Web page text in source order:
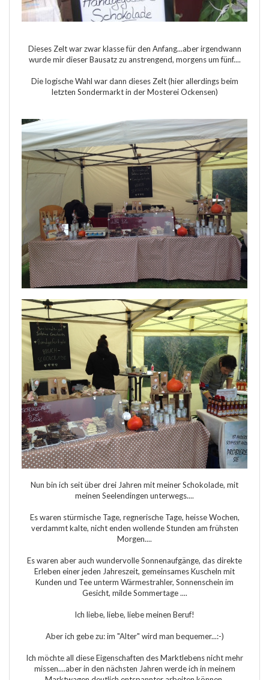
Dieses Zelt war zwar klasse für den Anfang...aber irgendwann
wurde mir dieser Bausatz zu anstrengend, morgens um fünf....
Die logische Wahl war dann dieses Zelt (hier allerdings beim
letzten Sondermarkt in der Mosterei Ockensen)
Nun bin ich seit über drei Jahren mit meiner Schokolade, mit
meinen Seelendingen unterwegs....
Es waren stürmische Tage, regnerische Tage, heisse Wochen,
verdammt kalte, nicht enden wollende Stunden am frühsten
Morgen....
Es waren aber auch wundervolle Sonnenaufgänge, das direkte
Erleben einer jeden Jahreszeit, gemeinsames Kuscheln mit
Kunden und Tee unterm Wärmestrahler, Sonnenschein im
Gesicht, milde Sommertage ....
Ich liebe, liebe, liebe meinen Beruf!
Aber ich gebe zu: im "Alter" wird man bequemer...:-)
Ich möchte all diese Eigenschaften des Marktlebens nicht mehr
missen....aber in den nächsten Jahren werde ich in meinem